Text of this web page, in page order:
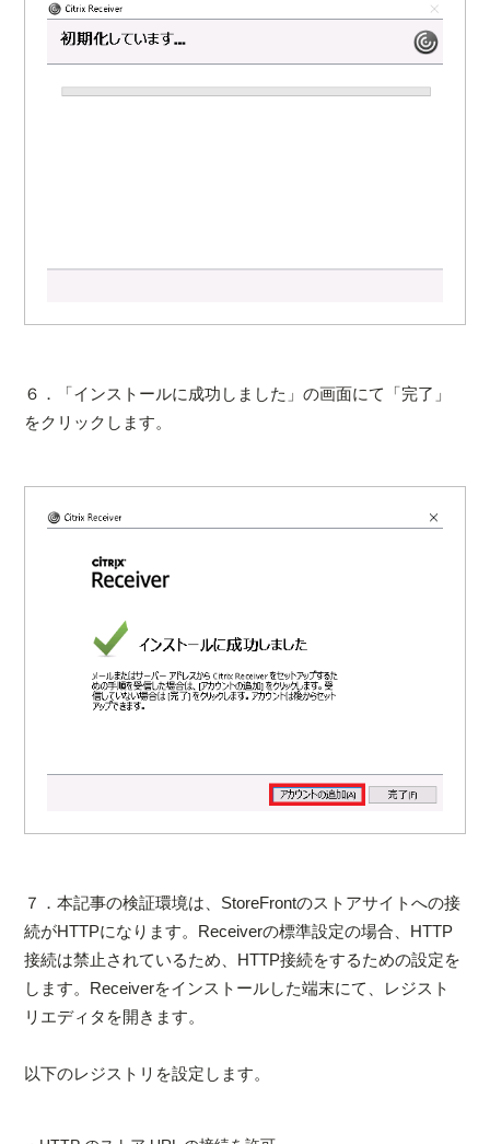
６．「インストールに成功しました」の画面にて「完了」
をクリックします。
７．本記事の検証環境は、StoreFrontのストアサイトへの接
続がHTTPになります。Receiverの標準設定の場合、HTTP
接続は禁止されているため、HTTP接続をするための設定を
します。Receiverをインストールした端末にて、レジスト
リエディタを開きます。
以下のレジストリを設定します。